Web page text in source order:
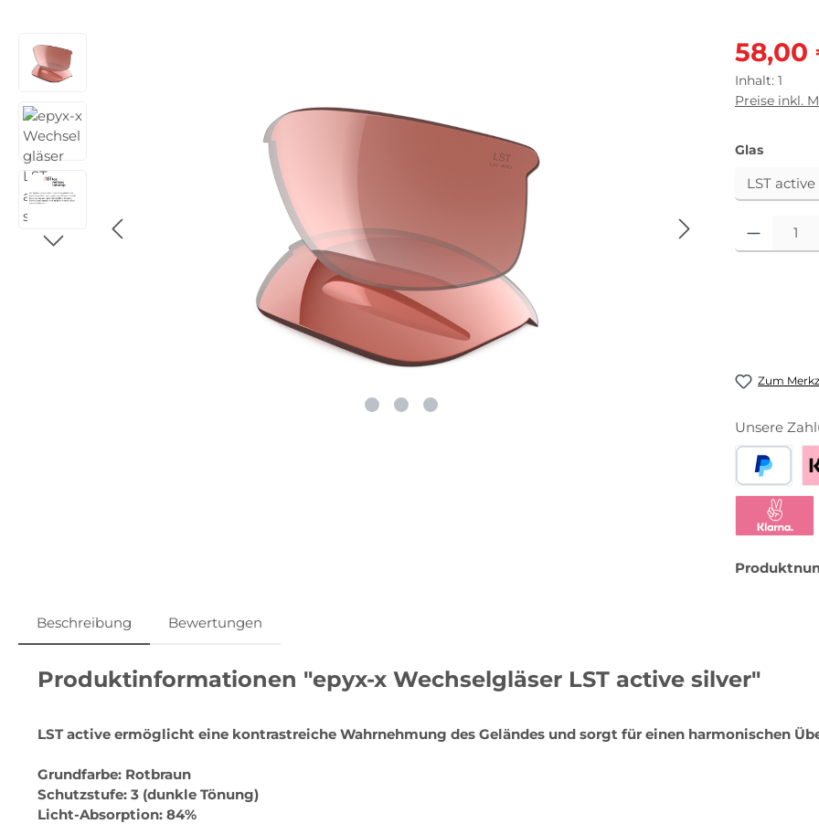
Bildergalerie überspringen 58,00
Inhalt: 1
Preise inkl.
Glas
Produkt
Zum
Unsere
PayPal
Beschreibung Bewertungen
Produktinformationen "epyx-x Wechselgläser LST active silver"
LST active ermöglicht eine kontrastreiche Wahrnehmung des Geländes und sorgt für einen harmonischen
Grundfarbe: Rotbraun
Schutzstufe: 3 (dunkle Tönung)
Licht-Absorption: 84%